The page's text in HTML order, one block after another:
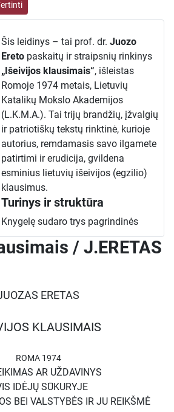
Šis leidinys – tai prof. dr. Juozo
Eretopaskaitų ir straipsnių rinkinys
„Išeivijos klausimais“, išleistas
Romoje 1974 metais, Lietuvių
Katalikų Mokslo Akademijos
(L.K.M.A.). Tai trijų brandžių, įžvalgių
ir patriotiškų tekstų rinktinė, kurioje
autorius, remdamasis savo ilgamete
patirtimi ir erudicija, gvildena
esminius lietuvių išeivijos (egzilio)
klausimus.
Turinys ir struktūra
Knygelę sudaro trys pagrindinės
dalys, kurių kiekviena skirta vis
kitam išeivijos problematikos
psichologiniu ir kultūriniu požiūriu,
bet neišvengiamus klausimus.
ar uždavinys?
Eretas svarsto pačią tremties
prigimtį. Jis analizuoja, kodėl
atsiskyrimas nuo tėvynės
/ J.ERETAS
ERETAS
KLAUSIMAIS
ROMA 1974
AR UŽDAVINYS
IDĖJŲ SŪKURYJE
BEI VALSTYBĖS IR JU REIKŠMĖ